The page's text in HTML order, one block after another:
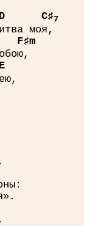
D C♯7
моя,
F♯m
E